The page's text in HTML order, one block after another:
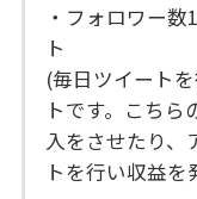
・フォロワー
ト
(毎日ツイート
トです。こち
入をさせたり、
トを行い収益